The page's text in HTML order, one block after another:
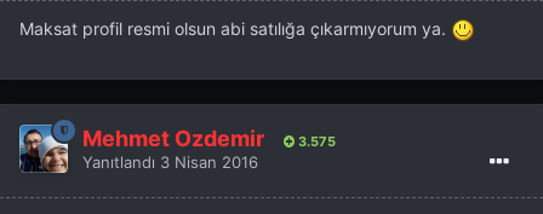
Maksat profil resmi olsun abi satılığa çıkarmıyorum ya.
Mehmet Özdemir 3.575
Yanıtlandı 3 Nisan 2016